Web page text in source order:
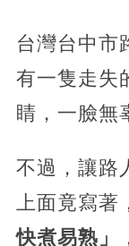
台灣台中市
有一隻走失
睛，一臉無
不過，讓路
上面竟寫著
快煮易熟」